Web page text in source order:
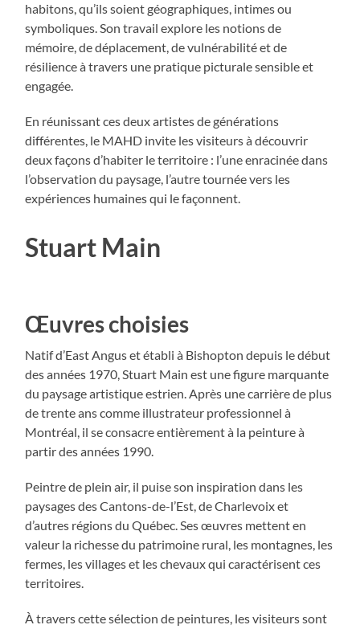
habitons, qu’ils soient géographiques, intimes ou
symboliques. Son travail explore les notions de
mémoire, de déplacement, de vulnérabilité et de
résilience à travers une pratique picturale sensible et
engagée.
En réunissant ces deux artistes de générations
différentes, le MAHD invite les visiteurs à découvrir
deux façons d’habiter le territoire : l’une enracinée dans
l’observation du paysage, l’autre tournée vers les
expériences humaines qui le façonnent.
Stuart Main
Œuvres choisies
Natif d’East Angus et établi à Bishopton depuis le début
des années 1970, Stuart Main est une figure marquante
du paysage artistique estrien. Après une carrière de plus
de trente ans comme illustrateur professionnel à
Montréal, il se consacre entièrement à la peinture à
partir des années 1990.
Peintre de plein air, il puise son inspiration dans les
paysages des Cantons-de-l’Est, de Charlevoix et
d’autres régions du Québec. Ses œuvres mettent en
valeur la richesse du patrimoine rural, les montagnes, les
fermes, les villages et les chevaux qui caractérisent ces
territoires.
À travers cette sélection de peintures, les visiteurs sont